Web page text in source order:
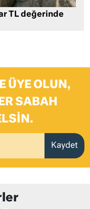
TL değerinde
ÜYE OLUN,
SABAH
Kaydet